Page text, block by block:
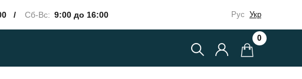
/ Сб-Вс: 9:00 до 16:00 Рус Укр
0